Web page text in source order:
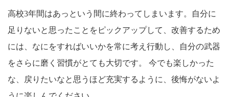
高校3年間はあっという間に終わってしまいます。自分に
足りないと思ったことをピックアップして、改善するため
には、なにをすればいいかを常に考え行動し、自分の武器
をさらに磨く習慣がとても大切です。 今でも楽しかった
な、戻りたいなと思うほど充実するように、後悔がないよ